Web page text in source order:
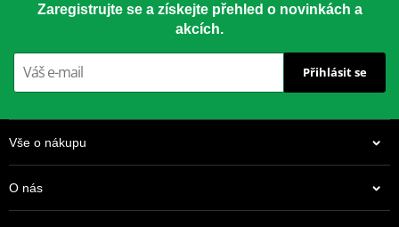
Zaregistrujte se a získejte přehled o novinkách a
akcích.
Přihlásit se
Vše o nákupu
O nás